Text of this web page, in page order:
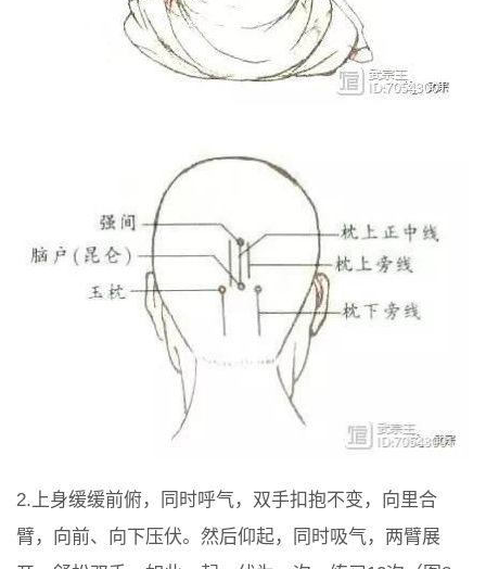
2.上身缓缓前俯，同时呼气，双手扣抱不变，向里合
臂，向前、向下压伏。然后仰起，同时吸气，两臂展